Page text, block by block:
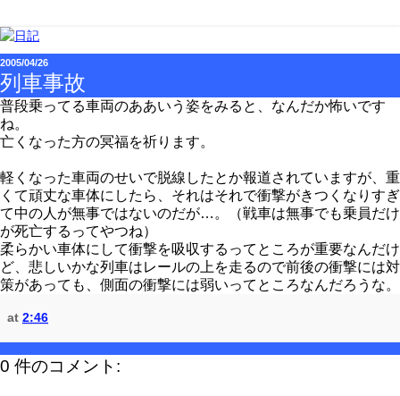
2005/04/26
列車事故
普段乗ってる車両のああいう姿をみると、なんだか怖いです
ね。
亡くなった方の冥福を祈ります。
軽くなった車両のせいで脱線したとか報道されていますが、重
くて頑丈な車体にしたら、それはそれで衝撃がきつくなりすぎ
て中の人が無事ではないのだが…。（戦車は無事でも乗員だけ
が死亡するってやつね）
柔らかい車体にして衝撃を吸収するってところが重要なんだけ
ど、悲しいかな列車はレールの上を走るので前後の衝撃には対
策があっても、側面の衝撃には弱いってところなんだろうな。
at 2:46
0 件のコメント: